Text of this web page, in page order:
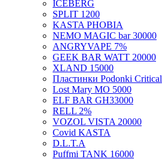
SPLIT 1200
KASTA PHOBIA
NEMO MAGIC bar 30000
ANGRYVAPE 7%
GEEK BAR WATT 20000
XLAND 15000
Пластинки Podonki Critical
Lost Mary MO 5000
ELF BAR GH33000
RELL 2%
VOZOL VISTA 20000
Covid KASTA
D.L.T.A
Puffmi TANK 16000